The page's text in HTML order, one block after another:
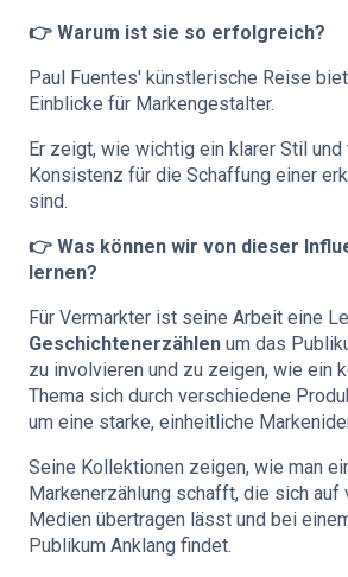
👉 Warum ist sie so erfolgreich?
Paul Fuentes' künstlerische Reise
Einblicke für Markengestalter.
Er zeigt, wie wichtig ein klarer Stil
Konsistenz für die Schaffung einer
sind.
👉 Was können wir von dieser
lernen?
Für Vermarkter ist seine Arbeit eine
Geschichtenerzählen um das
zu involvieren und zu zeigen, wie ein
Thema sich durch verschiedene
um eine starke, einheitliche
Seine Kollektionen zeigen, wie man
Markenerzählung schafft, die sich auf
Medien übertragen lässt und bei
Publikum Anklang findet.